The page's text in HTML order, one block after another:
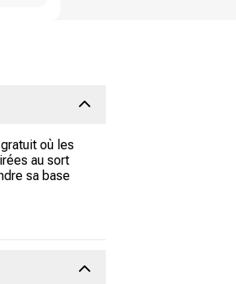
où les
au sort
sa base